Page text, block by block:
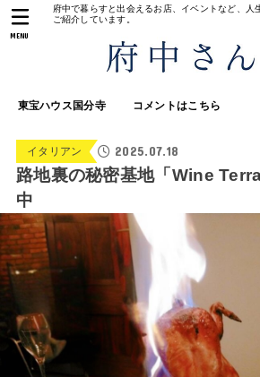
府中で暮らすと出会えるお店、イベントなど、人
ご紹介しています。
東宝ハウス国分寺 コメントはこちら
MENU
イタリアン 2025.07.18
路地裏の秘密基地「Wine
中